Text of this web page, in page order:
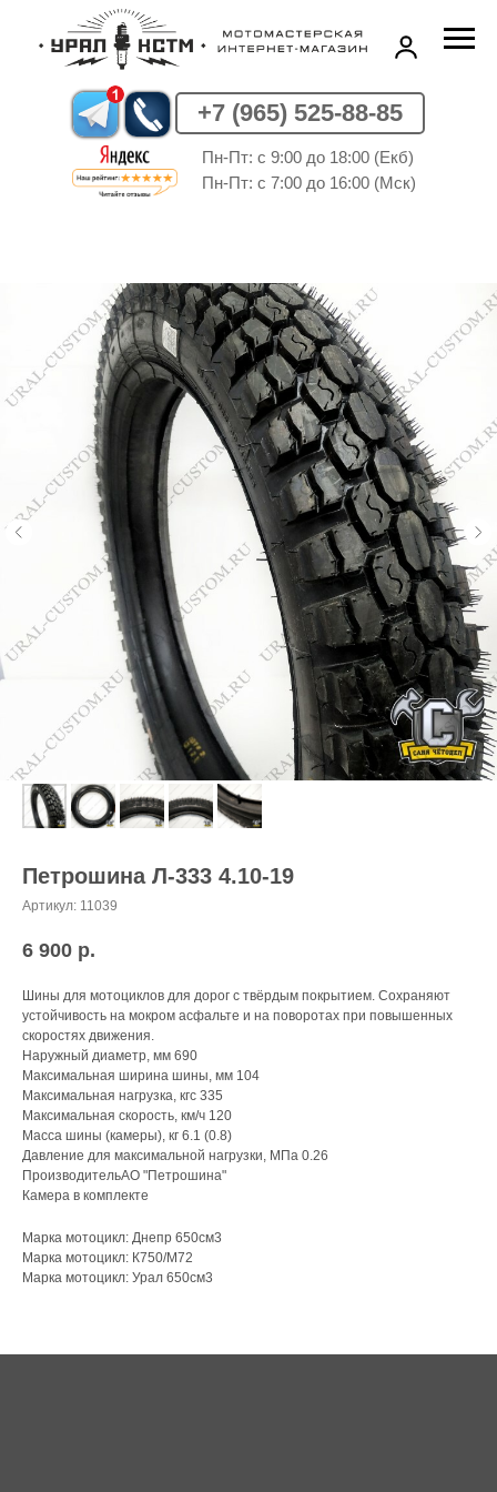
+7 (965) 525-88-85
Пн-Пт: c 9:00 до 18:00 (Екб)
Пн-Пт: c 7:00 до 16:00 (Мск)
Петрошина Л-333 4.10-19
Артикул: 11039
6 900 р.
Шины для мотоциклов для дорог с твёрдым покрытием. Сохраняют
устойчивость на мокром асфальте и на поворотах при повышенных
скоростях движения.
Наружный диаметр, мм 690
Максимальная ширина шины, мм 104
Максимальная нагрузка, кгс 335
Максимальная скорость, км/ч 120
Масса шины (камеры), кг 6.1 (0.8)
Давление для максимальной нагрузки, МПа 0.26
ПроизводительАО "Петрошина"
Камера в комплекте
Марка мотоцикл: Днепр 650см3
Марка мотоцикл: К750/М72
Марка мотоцикл: Урал 650см3